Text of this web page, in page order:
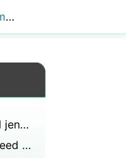
Hva er normalvekten til en ti år gammel jente?
Hvordan kan en 12 år gammel jente gå opp i vekt hvis hun bare veier 91 pounds og er veldig tynn og vil men ser ut til å gjøre det?
Hvordan kan man donere til Feed My Starving Children?